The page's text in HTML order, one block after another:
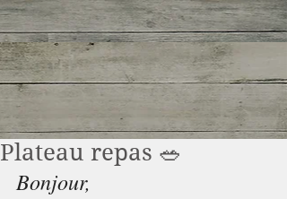
Plateau repas 🥗
Bonjour,